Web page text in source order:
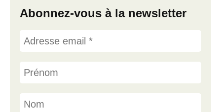
Abonnez-vous à la newsletter